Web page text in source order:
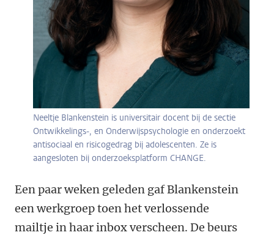
Neeltje Blankenstein is universitair docent bij de sectie
Ontwikkelings-, en Onderwijspsychologie en onderzoekt
antisociaal en risicogedrag bij adolescenten. Ze is
aangesloten bij onderzoeksplatform CHANGE.
Een paar weken geleden gaf Blankenstein
een werkgroep toen het verlossende
mailtje in haar inbox verscheen. De beurs